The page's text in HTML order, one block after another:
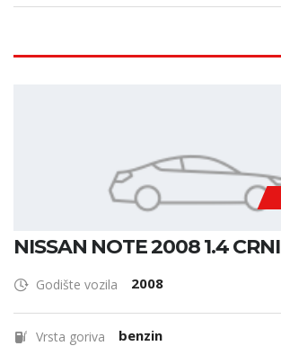
NISSAN NOTE 2008 1.4 CRNI
Godište vozila 2008
Vrsta goriva benzin